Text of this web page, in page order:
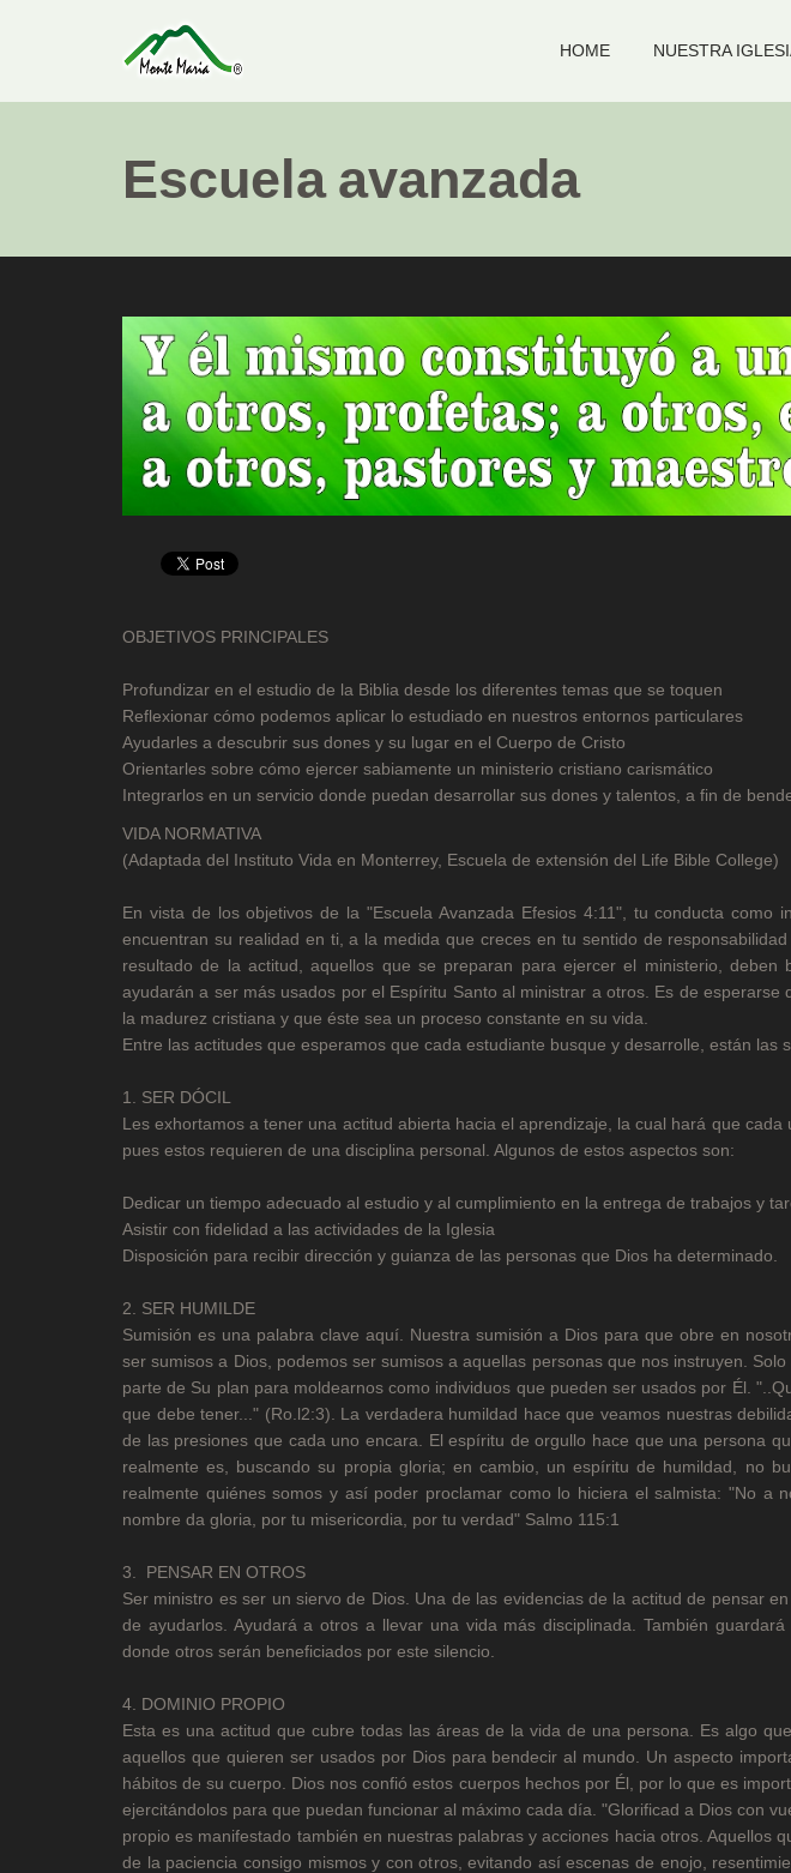
HOME NUESTRA
Escuela avanzada
OBJETIVOS PRINCIPALES
Profundizar en el estudio de la Biblia desde los diferentes temas que se toquen
Reflexionar cómo podemos aplicar lo estudiado en nuestros entornos particulares
Ayudarles a descubrir sus dones y su lugar en el Cuerpo de Cristo
Orientarles sobre cómo ejercer sabiamente un ministerio cristiano carismático
Integrarlos en un servicio donde puedan desarrollar sus dones y talentos, a fin de
VIDA NORMATIVA
(Adaptada del Instituto Vida en Monterrey, Escuela de extensión del Life Bible College)
En vista de los objetivos de la "Escuela Avanzada Efesios 4:11", tu conducta como
encuentran su realidad en ti, a la medida que creces en tu sentido de
resultado de la actitud, aquellos que se preparan para ejercer el ministerio,
ayudarán a ser más usados por el Espíritu Santo al ministrar a otros. Es de esperarse
la madurez cristiana y que éste sea un proceso constante en su vida.
Entre las actitudes que esperamos que cada estudiante busque y desarrolle, están las
1. SER DÓCIL
Les exhortamos a tener una actitud abierta hacia el aprendizaje, la cual hará que
pues estos requieren de una disciplina personal. Algunos de estos aspectos son:
Dedicar un tiempo adecuado al estudio y al cumplimiento en la entrega de trabajos y
Asistir con fidelidad a las actividades de la Iglesia
Disposición para recibir dirección y guianza de las personas que Dios ha determinado.
2. SER HUMILDE
Sumisión es una palabra clave aquí. Nuestra sumisión a Dios para que obre en
ser sumisos a Dios, podemos ser sumisos a aquellas personas que nos instruyen.
parte de Su plan para moldearnos como individuos que pueden ser usados por Él.
que debe tener..." (Ro.l2:3). La verdadera humildad hace que veamos nuestras
de las presiones que cada uno encara. El espíritu de orgullo hace que una persona
realmente es, buscando su propia gloria; en cambio, un espíritu de humildad, no
realmente quiénes somos y así poder proclamar como lo hiciera el salmista: "No a
nombre da gloria, por tu misericordia, por tu verdad" Salmo 115:1
3. PENSAR EN OTROS
Ser ministro es ser un siervo de Dios. Una de las evidencias de la actitud de pensar
de ayudarlos. Ayudará a otros a llevar una vida más disciplinada. También
donde otros serán beneficiados por este silencio.
4. DOMINIO PROPIO
Esta es una actitud que cubre todas las áreas de la vida de una persona. Es algo
aquellos que quieren ser usados por Dios para bendecir al mundo. Un aspecto
hábitos de su cuerpo. Dios nos confió estos cuerpos hechos por Él, por lo que es
ejercitándolos para que puedan funcionar al máximo cada día. "Glorificad a Dios con
propio es manifestado también en nuestras palabras y acciones hacia otros. Aquellos
de la paciencia consigo mismos y con otros, evitando así escenas de enojo,